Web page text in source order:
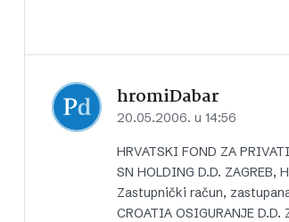
hromiDabar
20.05.2006. u 14:56
HRVATSKI FOND ZA
SN HOLDING D.D. ZAGREB,
Zastupnički račun,
CROATIA OSIGURANJE D.D.